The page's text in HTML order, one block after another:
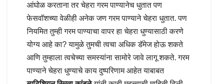
आंघोळ करताना तर चेहरा गरम पाण्यानेच धुतात पण
फेसवॉशच्या वेळीही अनेक जण गरम पाण्याने चेहरा धुतात. पण
नियमित तुम्ही गरम पाण्याचा वापर हा चेहरा धुण्यासाठी करणे
योग्य आहे का? यामुळे तुमची त्वचा अधिक डॅमेज होऊ शकते
आणि तुम्हाला त्वचेच्या समस्यांना सामोरे जावे लागू शकते. गरम
पाण्याने चेहरा धुण्याचे काय दुष्परिणाम आहेत याबाबत